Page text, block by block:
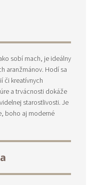
sobí mach, je ideálny
aranžmánov. Hodí sa
či kreatívnych
a trvácnosti dokáže
starostlivosti. Je
boho aj moderné